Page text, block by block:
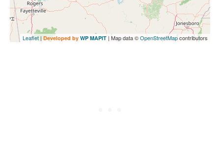
Leaflet | Developed by WP MAPIT | Map data ©OpenStreetMapcontributors